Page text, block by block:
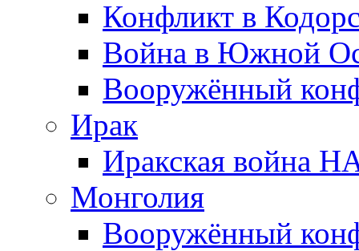
Конфликт в
Война в Южной
Вооружённый
Ирак
Иракская война
Монголия
Вооружённый